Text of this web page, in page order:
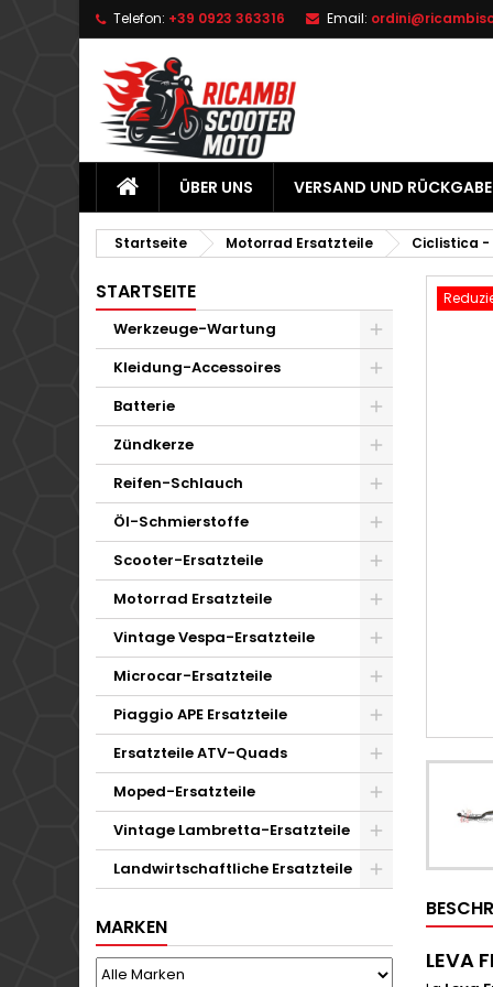
Telefon: +39 0923 363316 Email:
ÜBER UNS VERSAND UND RÜCKGABE
Startseite Motorrad Ersatzteile Ciclistica -
STARTSEITE
Werkzeuge-Wartung
Kleidung-Accessoires
Batterie
Zündkerze
Reifen-Schlauch
Öl-Schmierstoffe
Scooter-Ersatzteile
Motorrad Ersatzteile
Vintage Vespa-Ersatzteile
Microcar-Ersatzteile
Piaggio APE Ersatzteile
Ersatzteile ATV-Quads
Moped-Ersatzteile
Vintage Lambretta-Ersatzteile
Landwirtschaftliche Ersatzteile
MARKEN
LEVA